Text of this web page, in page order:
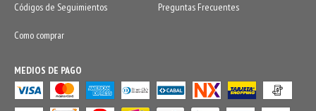
Códigos de Seguimientos Preguntas Frecuentes
Como comprar
MEDIOS DE PAGO